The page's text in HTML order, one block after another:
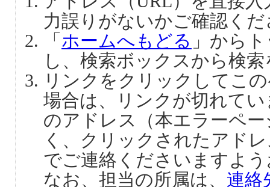
力誤りがないかご確認く
「 ホームへもどる 」から
し、検索ボックスから検
リンクをクリックしてこ
場合は、リンクが切れて
のアドレス（本エラーペ
く、クリックされたアド
でご連絡くださいますよ
なお、担当の所属は、 連絡